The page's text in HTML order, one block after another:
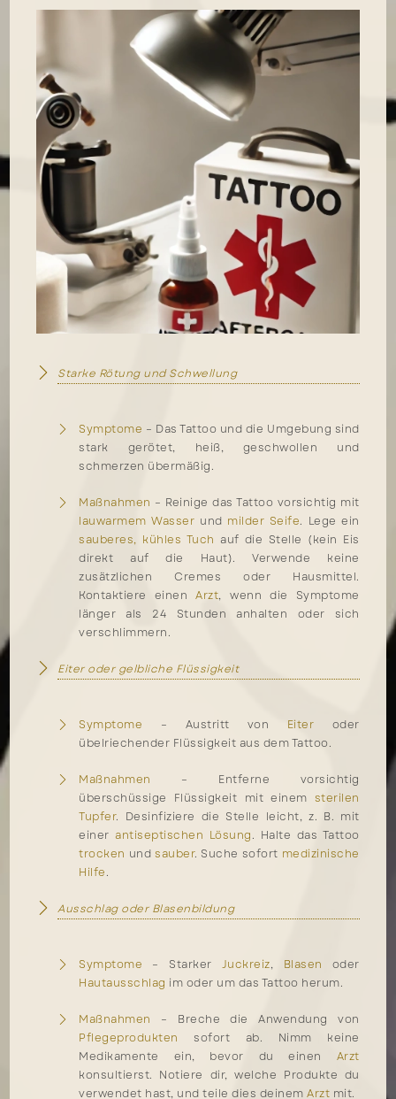
Starke Rötung und Schwellung
Symptome – Das Tattoo und die Umgebung sind
stark gerötet, heiß, geschwollen und
schmerzen übermäßig.
Maßnahmen – Reinige das Tattoo vorsichtig mit
lauwarmem Wasser und milder Seife. Lege ein
sauberes, kühles Tuch auf die Stelle (kein Eis
direkt auf die Haut). Verwende keine
zusätzlichen Cremes oder Hausmittel.
Kontaktiere einenArzt, wenn die Symptome
länger als 24 Stunden anhalten oder sich
verschlimmern.
Eiter oder gelbliche Flüssigkeit
Symptome – Austritt von Eiter oder
übelriechender Flüssigkeit aus dem Tattoo.
Maßnahmen – Entferne vorsichtig
überschüssige Flüssigkeit mit einem sterilen
Tupfer. Desinfiziere die Stelle leicht, z. B. mit
einer antiseptischen Lösung. Halte das Tattoo
trocken und sauber. Suche sofort medizinische
Hilfe.
Ausschlag oder Blasenbildung
Symptome – Starker Juckreiz, Blasen oder
Hautausschlag im oder um das Tattoo herum.
Maßnahmen – Breche die Anwendung von
Pflegeprodukten sofort ab. Nimm keine
Medikamente ein, bevor du einen Arzt
konsultierst. Notiere dir, welche Produkte du
verwendet hast, und teile dies deinemArzt mit.